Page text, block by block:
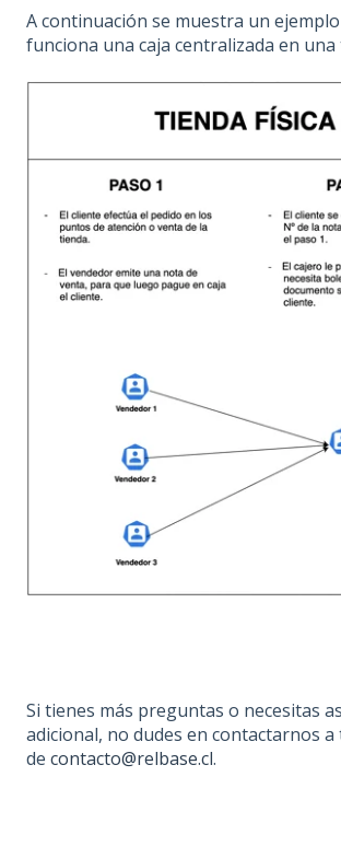
A continuación se muestra un
funciona una caja centralizada en una
Si tienes más preguntas o necesitas
adicional, no dudes en contactarnos a
de contacto@relbase.cl.